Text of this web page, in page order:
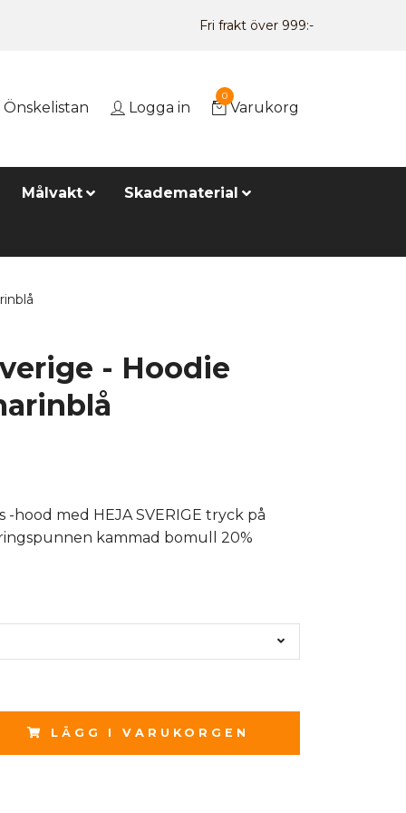
Fri frakt över 999:-
Önskelistan Logga in
0
Varukorg
Målvakt Skadematerial
- Hoodie
-hood med HEJA SVERIGE tryck på
kammad bomull 20%
LÄGG I VARUKORGEN